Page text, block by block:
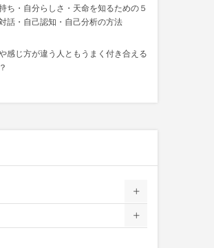
ち・自分らしさ・天命を知るための５
話・自己認知・自己分析の方法
感じ方が違う人ともうまく付き合える